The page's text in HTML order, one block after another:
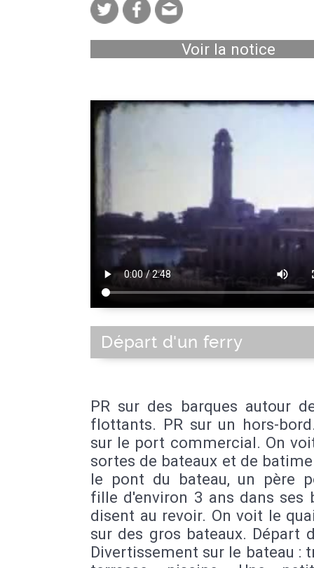
Voir la notice
Départ d'un ferry
PR sur des barques autour
flottants. PR sur un hors-
sur le port commercial. On
sortes de bateaux et de
le pont du bateau, un père
fille d'environ 3 ans dans ses
disent au revoir. On voit le
sur des gros bateaux. Départ
Divertissement sur le bateau :